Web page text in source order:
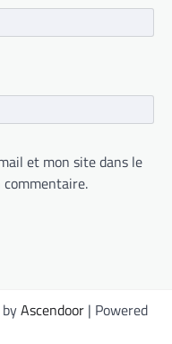
et mon site dans le
Ascendoor | Powered